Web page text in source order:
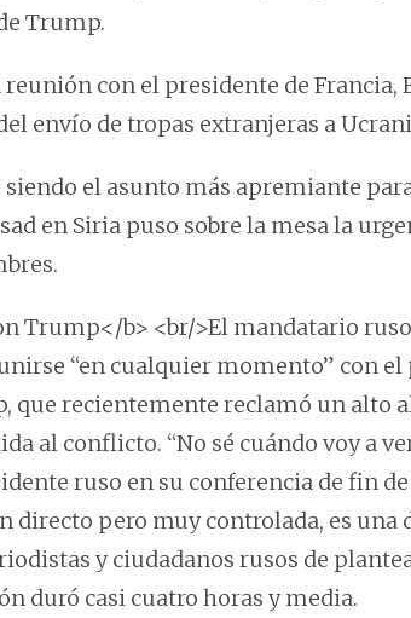
Trump.
con el presidente de Francia,
envío de tropas extranjeras a
el asunto más apremiante
en Siria puso sobre la mesa la
Trump</b> <br/>El mandatario
“en cualquier momento” con
que recientemente reclamó un alto
al conflicto. “No sé cuándo voy a
ruso en su conferencia de fin de
pero muy controlada, es una
y ciudadanos rusos de
duró casi cuatro horas y media.